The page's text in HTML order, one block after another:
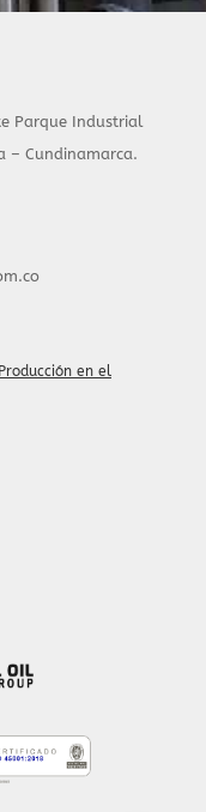
Parque Industrial
– Cundinamarca.
en el